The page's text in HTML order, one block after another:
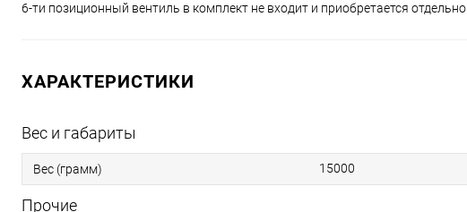
6-ти позиционный вентиль в комплект не входит и приобретается отдельно.
ХАРАКТЕРИСТИКИ
Вес и габариты
Вес (грамм) 15000
Прочие